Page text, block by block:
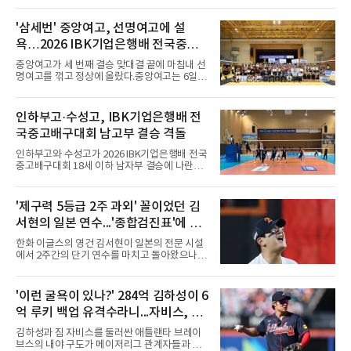
대형 유망주로 기대를 모았던 투수 심준석에 이
어, 빅리그 경력을 지닌 내외야수 배지환까지 연
달아 뉴욕 메츠 산하 마이너리그에서 방출 통보
를 받는 아픔을 겪었다. 두 선수의 동반 이탈은
메츠 구단이 유독 한국 선수들에게 '기회의 땅'이
아닌 '무덤'처럼 작용하고 있음을 방증하고 있다.
고교 시절 시속 160km에 달하는 강속구로 큰 스
리츠와 마이애미 말린스를 거쳐 메츠에 둥지를
틀며 반등을 노렸으나
'삼세번' 중앙여고, 선명여고에 설
욕…2026 IBK기업은행배 전국중고
배구대회 우승
중앙여고가 세 번째 결승 맞대결 끝에 마침내 선
명여고를 꺾고 정상에 올랐다.중앙여고는 6일
행배 전국중고배구대회 18세 이하 여자부 결승
에서 선명여고를 세트스코어 3-1(13-25, 25-14,
25-17, 25-10)로 물리치고 우승을 차지했다.첫
세트를 13-25로 내주며 불안하게 출발한 중앙여
고는 이후 조직력을 되찾아 2세트부터 경기 주
도권을 완전히 장악했다. 강한 서브와 탄탄한 수
비를 앞세워 내리 세 세트를 따내며 짜릿한 역전
권대회 결승에서 모두 선명여고에 패해 준우승
에 머물렀다. 그러나 세 번째
인하부고·수성고, IBK기업은행배 전
국중고배구대회 남고부 결승 격돌
인하부고와 수성고가 2026 IBK기업은행배 전국
중고배구대회 18세 이하 남자부 결승에 나란히
하부고는 5일 충북 제천실내체육관에서 열린 대
회 남자 18세 이하부 준결승에서 남성고를 세트
스코어 3-1(25-17, 17-25, 25-21, 25-17)로 꺾
고 결승행 티켓을 따냈다. 인하부고는 높은 공격
성공률을 앞세워 경기 주도권을 잡으며 승리를
거뒀다.수성고도 준결승에서 속초고를 상대로
안정된 조직력을 바탕으로 3-1(25-23, 25-16,
고는 인하부고와 우승을 다툴 기회를 잡았다.여
자 18세 이하부에서는 중앙여고
'제구력 5등급 2주 과외' 꼴이었던 김
서현의 일본 연수...'종합검진표'에 불
과
한화 이글스의 영건 김서현이 일본의 전문 시설
에서 2주간의 단기 연수를 마치고 돌아왔으나,
출하며 야구 팬들과 전문가들 사이에 씁쓸한 뒷
맛을 남기고 있다.출국 당시만 해도 선수의 고질
적인 제구 문제를 해결할 특효약이 될 것처럼 포
장되었던 이번 연수는, 뚜껑을 열어보니 '제구력
5등급에게 2주짜리 족집게 과외를 붙여 1등급을
기대한 꼴'이었다는 냉정한 평가를 피하기 어렵
'이런 굴욕이 있나?' 284억 김하성이 6
억 루키 백업 유격수라니...자비스, 수
비도 김하성보다 한 수 위 평가
김하성과 짐 자비스를 둘러싼 애틀랜타 브레이
브스의 내야 구도가 메이저리그 관계자들과 야